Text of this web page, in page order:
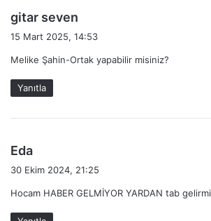
gitar seven
i
15 Mart 2025, 14:53
Melike Şahin-Ortak yapabilir misiniz?
Yanıtla
Eda
i
k
30 Ekim 2024, 21:25
Hocam HABER GELMİYOR YARDAN tab gelirmi